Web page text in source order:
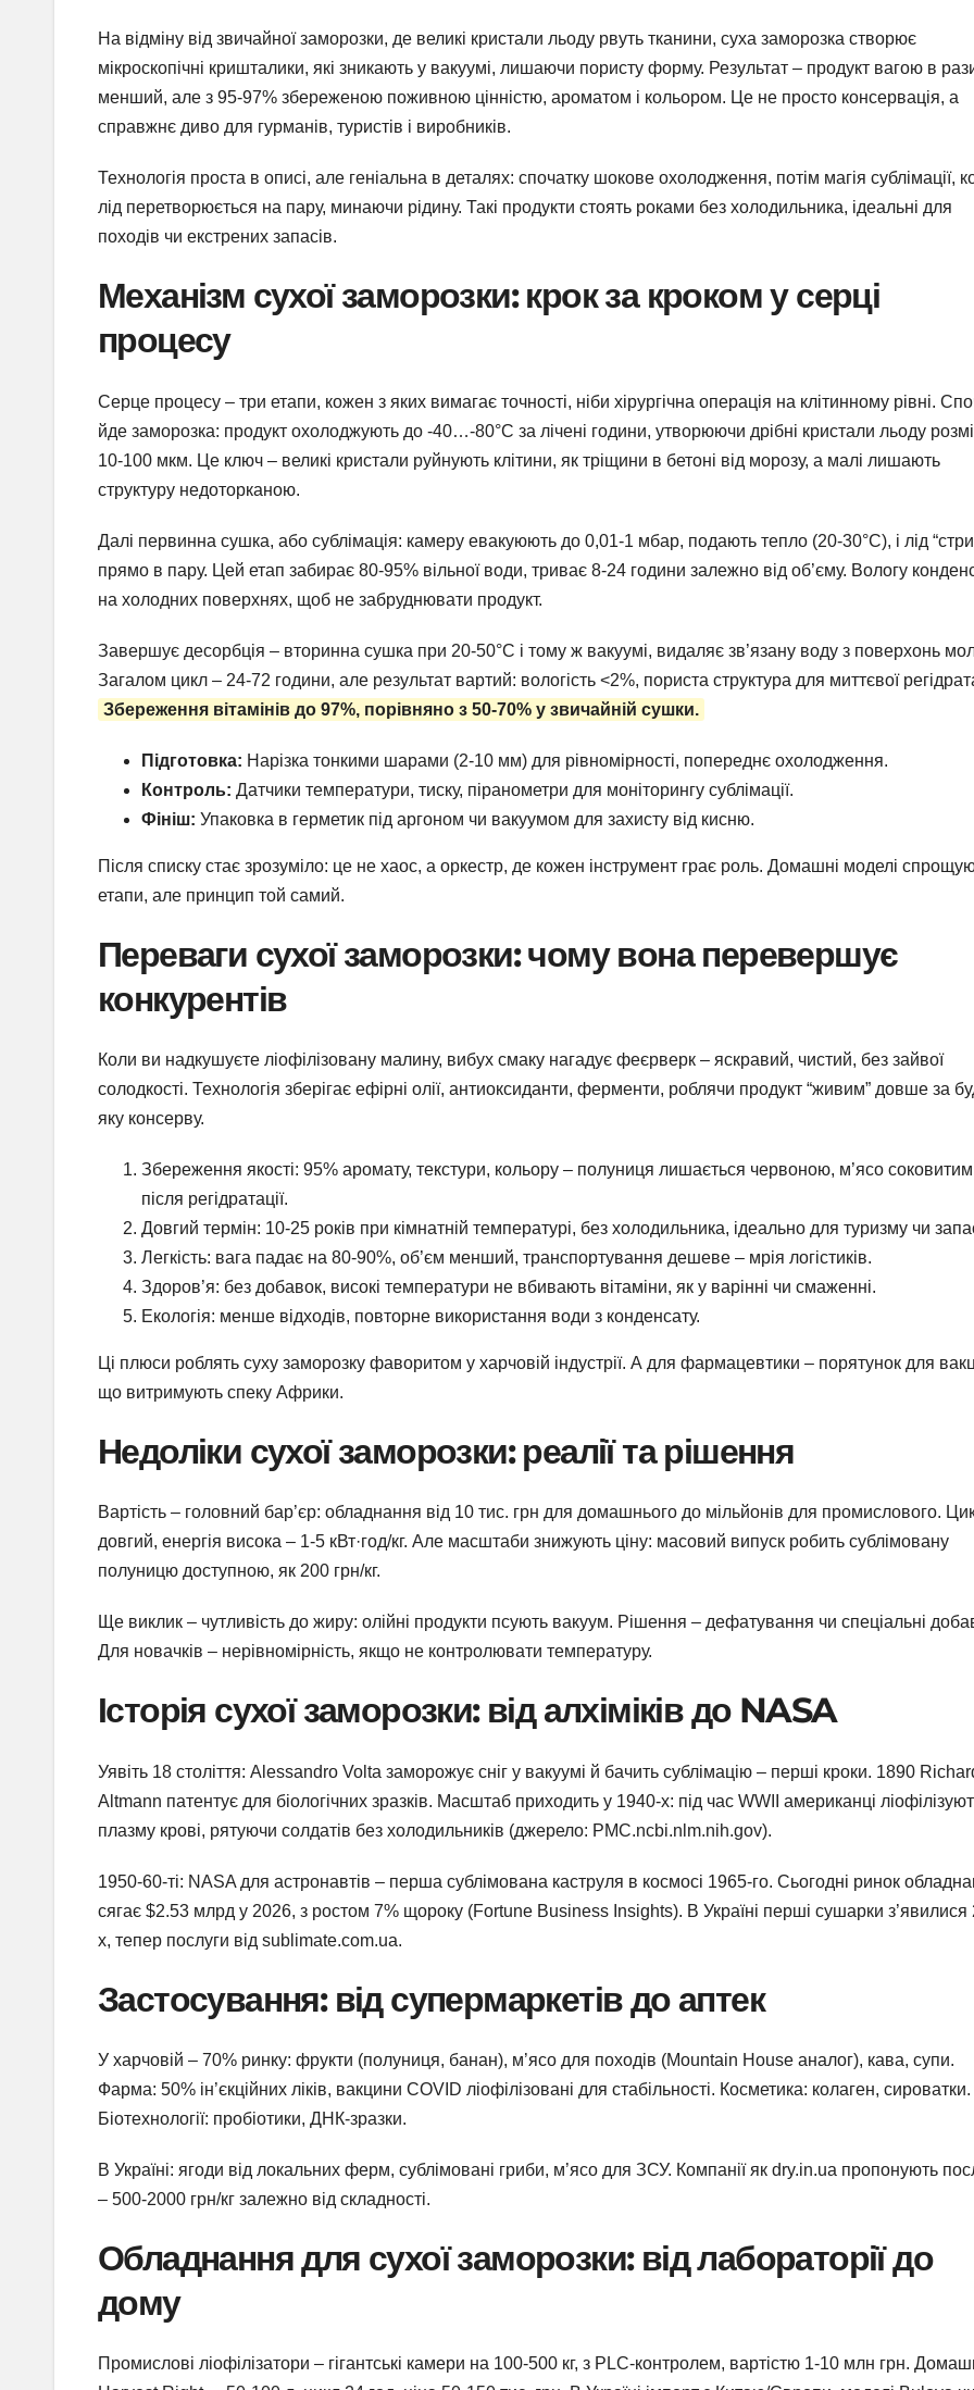
На відміну від звичайної заморозки, де великі кристали льоду рвуть тканини, суха заморозка створює
мікроскопічні кришталики, які зникають у вакуумі, лишаючи пористу форму. Результат – продукт вагою в
менший, але з 95-97% збереженою поживною цінністю, ароматом і кольором. Це не просто консервація, а
справжнє диво для гурманів, туристів і виробників.
Технологія проста в описі, але геніальна в деталях: спочатку шокове охолодження, потім магія сублімації,
лід перетворюється на пару, минаючи рідину. Такі продукти стоять роками без холодильника, ідеальні для
походів чи екстрених запасів.
Механізм сухої заморозки: крок за кроком у серці
процесу
Серце процесу – три етапи, кожен з яких вимагає точності, ніби хірургічна операція на клітинному рівні.
йде заморозка: продукт охолоджують до -40…-80°C за лічені години, утворюючи дрібні кристали льоду
10-100 мкм. Це ключ – великі кристали руйнують клітини, як тріщини в бетоні від морозу, а малі лишають
структуру недоторканою.
Далі первинна сушка, або сублімація: камеру евакуюють до 0,01-1 мбар, подають тепло (20-30°C), і лід
прямо в пару. Цей етап забирає 80-95% вільної води, триває 8-24 години залежно від об’єму. Вологу
на холодних поверхнях, щоб не забруднювати продукт.
Завершує десорбція – вторинна сушка при 20-50°C і тому ж вакуумі, видаляє зв’язану воду з поверхонь
Загалом цикл – 24-72 години, але результат вартий: вологість <2%, пориста структура для миттєвої
Збереження вітамінів до 97%, порівняно з 50-70% у звичайній сушки.
Підготовка: Нарізка тонкими шарами (2-10 мм) для рівномірності, попереднє охолодження.
Контроль: Датчики температури, тиску, піранометри для моніторингу сублімації.
Фініш: Упаковка в герметик під аргоном чи вакуумом для захисту від кисню.
Після списку стає зрозуміло: це не хаос, а оркестр, де кожен інструмент грає роль. Домашні моделі
етапи, але принцип той самий.
Переваги сухої заморозки: чому вона перевершує
конкурентів
Коли ви надкушуєте ліофілізовану малину, вибух смаку нагадує феєрверк – яскравий, чистий, без зайвої
солодкості. Технологія зберігає ефірні олії, антиоксиданти, ферменти, роблячи продукт “живим” довше за
яку консерву.
Збереження якості: 95% аромату, текстури, кольору – полуниця лишається червоною, м’ясо соковитим
після регідратації.
Довгий термін: 10-25 років при кімнатній температурі, без холодильника, ідеально для туризму чи
Легкість: вага падає на 80-90%, об’єм менший, транспортування дешеве – мрія логістиків.
Здоров’я: без добавок, високі температури не вбивають вітаміни, як у варінні чи смаженні.
Екологія: менше відходів, повторне використання води з конденсату.
Ці плюси роблять суху заморозку фаворитом у харчовій індустрії. А для фармацевтики – порятунок для
що витримують спеку Африки.
Недоліки сухої заморозки: реалії та рішення
Вартість – головний бар’єр: обладнання від 10 тис. грн для домашнього до мільйонів для промислового.
довгий, енергія висока – 1-5 кВт·год/кг. Але масштаби знижують ціну: масовий випуск робить сублімовану
полуницю доступною, як 200 грн/кг.
Ще виклик – чутливість до жиру: олійні продукти псують вакуум. Рішення – дефатування чи спеціальні
Для новачків – нерівномірність, якщо не контролювати температуру.
Історія сухої заморозки: від алхіміків до NASA
Уявіть 18 століття: Alessandro Volta заморожує сніг у вакуумі й бачить сублімацію – перші кроки. 1890
Altmann патентує для біологічних зразків. Масштаб приходить у 1940-х: під час WWII американці
плазму крові, рятуючи солдатів без холодильників (джерело: PMC.ncbi.nlm.nih.gov).
1950-60-ті: NASA для астронавтів – перша сублімована каструля в космосі 1965-го. Сьогодні ринок
сягає $2.53 млрд у 2026, з ростом 7% щороку (Fortune Business Insights). В Україні перші сушарки з’явилися
х, тепер послуги від sublimate.com.ua.
Застосування: від супермаркетів до аптек
У харчовій – 70% ринку: фрукти (полуниця, банан), м’ясо для походів (Mountain House аналог), кава, супи.
Фарма: 50% ін’єкційних ліків, вакцини COVID ліофілізовані для стабільності. Косметика: колаген, сироватки.
Біотехнології: пробіотики, ДНК-зразки.
В Україні: ягоди від локальних ферм, сублімовані гриби, м’ясо для ЗСУ. Компанії як dry.in.ua пропонують
– 500-2000 грн/кг залежно від складності.
Обладнання для сухої заморозки: від лабораторії до
дому
Промислові ліофілізатори – гігантські камери на 100-500 кг, з PLC-контролем, вартістю 1-10 млн грн.